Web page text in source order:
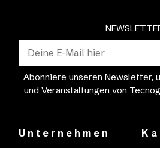
Abonniere unseren Newsletter,
und Veranstaltungen von
Unternehmen